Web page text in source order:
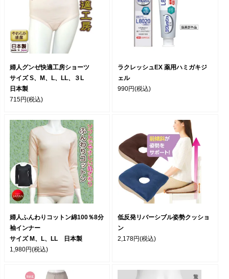
婦人グンゼ快適工房ショーツ
サイズ S、M、L、LL、３L
日本製
715円(税込)
ラクレッシュEX 薬用ハミガキジ
ェル
990円(税込)
婦人ふんわりコットン綿100％8分
袖インナー
サイズ M、L、LL 日本製
1,980円(税込)
低反発リバーシブル姿勢クッショ
ン
2,178円(税込)